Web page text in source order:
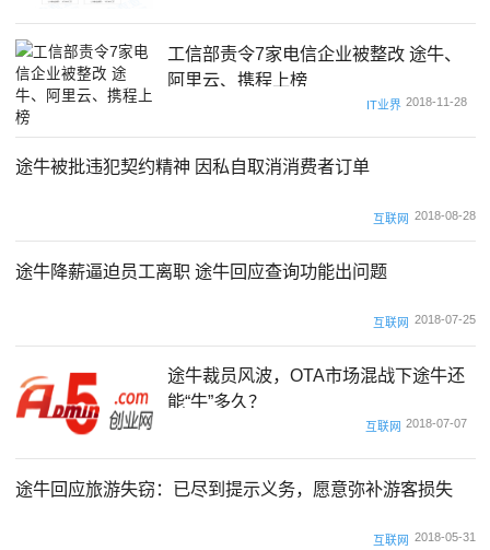
工信部责令7家电信企业被整改 途牛、
阿里云、携程上榜
IT业界 2018-11-28
途牛被批违犯契约精神 因私自取消消费者订单
互联网 2018-08-28
途牛降薪逼迫员工离职 途牛回应查询功能出问题
互联网 2018-07-25
途牛裁员风波，OTA市场混战下途牛还
能“牛”多久？
互联网 2018-07-07
途牛回应旅游失窃：已尽到提示义务，愿意弥补游客损失
互联网 2018-05-31